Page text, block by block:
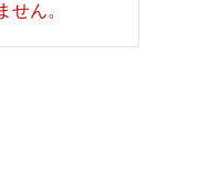
せん。